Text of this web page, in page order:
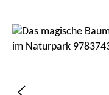
Bildergalerie